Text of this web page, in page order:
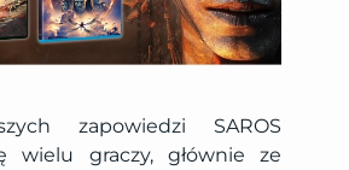
zapowiedzi SAROS
wielu graczy, głównie ze